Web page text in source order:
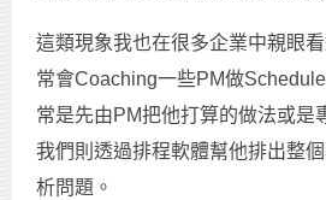
這類現象我也在很多企業中親眼
常會Coaching一些PM做
常是先由PM把他打算的做法或是
我們則透過排程軟體幫他排出整
析問題。